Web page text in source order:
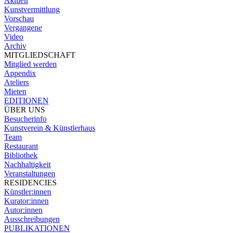
Kunstvermittlung
Vorschau
Vergangene
Video
Archiv
MITGLIEDSCHAFT
Mitglied werden
Appendix
Ateliers
Mieten
EDITIONEN
ÜBER UNS
Besucherinfo
Kunstverein & Künstlerhaus
Team
Restaurant
Bibliothek
Nachhaltigkeit
Veranstaltungen
RESIDENCIES
Künstler:innen
Kurator:innen
Autor:innen
Ausschreibungen
PUBLIKATIONEN